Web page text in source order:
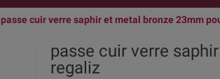
passe cuir verre saphir et metal bronze 23mm
passe cuir verre
regaliz